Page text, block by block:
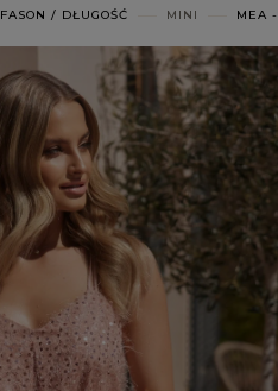
FASON / DŁUGOŚĆ MINI MEA